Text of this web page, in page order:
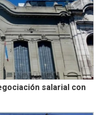
salarial con